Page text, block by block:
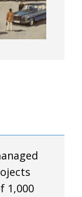
1,000